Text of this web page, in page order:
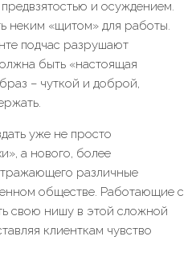
и осуждением.
неким «щитом» для работы.
подчас разрушают
быть «настоящая
– чуткой и доброй,
уже не просто
а нового, более
различные
обществе. Работающие с
свою нишу в этой сложной
клиенткам чувство